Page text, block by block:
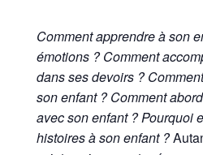
Comment apprendre à son
émotions ? Comment
dans ses devoirs ?
son enfant ? Comment
avec son enfant ? Pourquoi
histoires à son enfant ?